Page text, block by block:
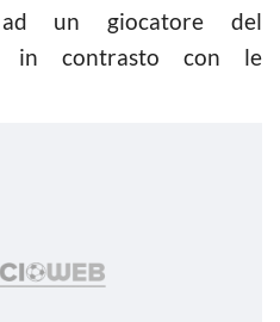
un giocatore del
in contrasto con le